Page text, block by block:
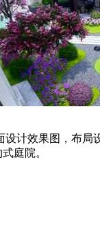
计效果图，布
庭院。